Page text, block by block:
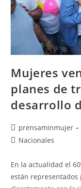
Mujeres
planes de
desarrollo
prensaminmujer
Nacionales
En la actualidad el
están representados